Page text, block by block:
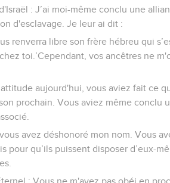
: J’ai moi-même conclu une
d'esclavage. Je leur ai dit :
renverra libre son frère hébreu qui
toi.’Cependant, vos ancêtres ne
aujourd'hui, vous aviez fait ce
prochain. Vous aviez même conclu
avez déshonoré mon nom. Vous
pour qu’ils puissent disposer d’eux-
: Vous ne m'avez pas obéi en